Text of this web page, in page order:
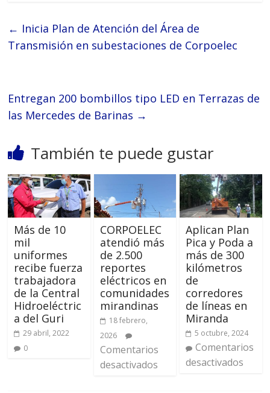
← Inicia Plan de Atención del Área de
Transmisión en subestaciones de Corpoelec
Entregan 200 bombillos tipo LED en Terrazas de
las Mercedes de Barinas →
También te puede gustar
Más de 10
mil
uniformes
recibe fuerza
trabajadora
de la Central
Hidroeléctric
a del Guri
29 abril, 2022
0
CORPOELEC
atendió más
de 2.500
reportes
eléctricos en
comunidades
mirandinas
18 febrero,
2026
Comentarios
desactivados
Aplican Plan
Pica y Poda a
más de 300
kilómetros
de
corredores
de líneas en
Miranda
5 octubre, 2024
Comentarios
desactivados